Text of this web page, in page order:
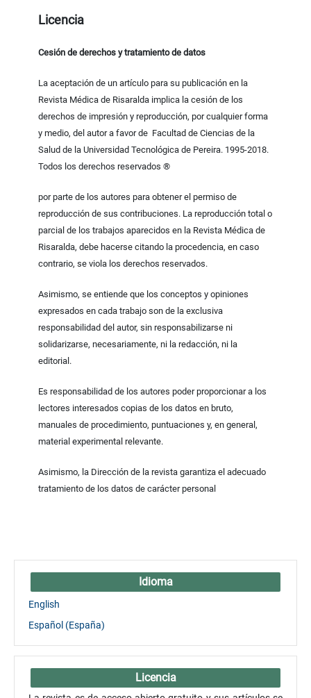
Licencia
Cesión de derechos y tratamiento de datos
La aceptación de un artículo para su publicación en la
Revista Médica de Risaralda implica la cesión de los
derechos de impresión y reproducción, por cualquier forma
y medio, del autor a favor de Facultad de Ciencias de la
Salud de la Universidad Tecnológica de Pereira. 1995-2018.
Todos los derechos reservados ®
por parte de los autores para obtener el permiso de
reproducción de sus contribuciones. La reproducción total o
parcial de los trabajos aparecidos en la Revista Médica de
Risaralda, debe hacerse citando la procedencia, en caso
contrario, se viola los derechos reservados.
Asimismo, se entiende que los conceptos y opiniones
expresados en cada trabajo son de la exclusiva
responsabilidad del autor, sin responsabilizarse ni
solidarizarse, necesariamente, ni la redacción, ni la
editorial.
Es responsabilidad de los autores poder proporcionar a los
lectores interesados copias de los datos en bruto,
manuales de procedimiento, puntuaciones y, en general,
material experimental relevante.
Asimismo, la Dirección de la revista garantiza el adecuado
tratamiento de los datos de carácter personal
Idioma
English
Español (España)
Licencia